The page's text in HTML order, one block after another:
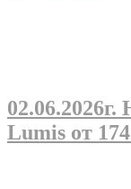
02.06.2026г.
Lumis от